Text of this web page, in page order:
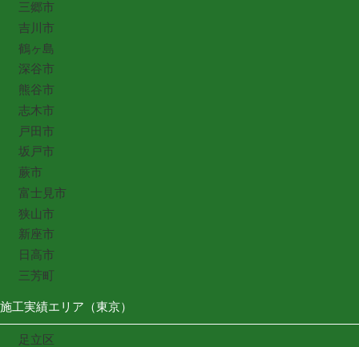
三郷市
吉川市
鶴ヶ島
深谷市
熊谷市
志木市
戸田市
坂戸市
蕨市
富士見市
狭山市
新座市
日高市
三芳町
施工実績エリア（東京）
足立区